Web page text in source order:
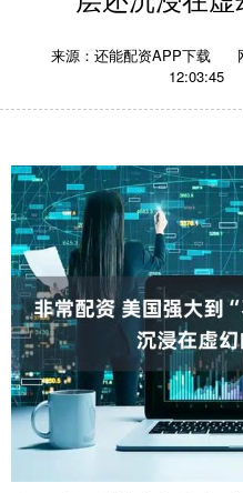
来源：还能配资APP下载
12:03:45